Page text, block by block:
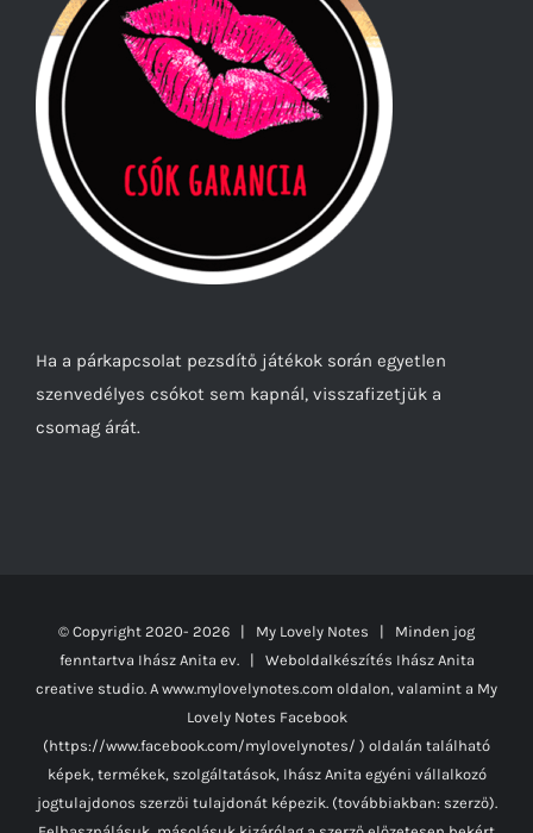
fenntartva Ihász Anita ev. | Weboldalkészítés
Ihász Anita
Lovely Notes Facebook
(https://www.facebook.com/mylovelynotes/ ) oldalán található
képek, termékek, szolgáltatások, Ihász Anita egyéni vállalkozó
jogtulajdonos szerzői tulajdonát képezik. (továbbiakban: szerző).
Felhasználásuk, másolásuk kizárólag a szerző előzetesen bekért